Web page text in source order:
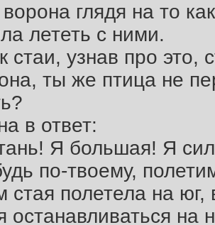
глядя на то
лететь с ними.
стаи, узнав про это,
ты же птица не
в ответ:
Я большая! Я
по-твоему,
стая полетела на
останавливаться на